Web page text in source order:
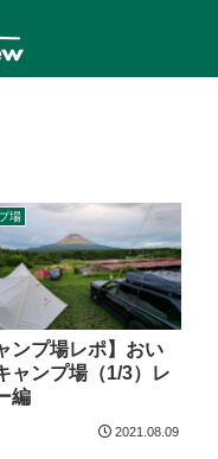
場
ンプ場レポ】おい
ャンプ場（1/3）レ
編
2021.08.09